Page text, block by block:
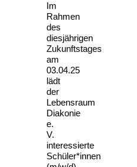
Im
Rahmen
des
diesjährigen
Zukunftstages
am
03.04.25
lädt
der
Lebensraum
Diakonie
e.
V.
interessierte
Schüler*innen